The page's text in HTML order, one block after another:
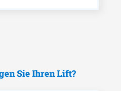
Sie Ihren Lift?